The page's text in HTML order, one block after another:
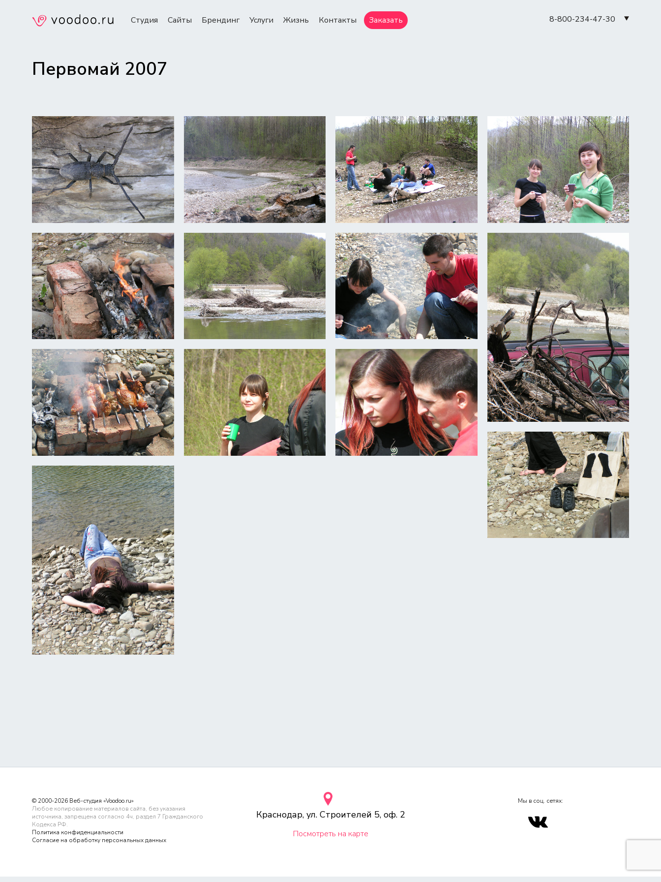
Студия Сайты Брендинг Услуги Жизнь Контакты Заказать 8-800-234-47-30
Первомай 2007
© 2000-2026 Веб-студия «Voodoo.ru»
Любое копирование материалов сайта, без указания
источника, запрещена согласно 4ч, раздел 7 Гражданского
Кодекса РФ.
Политика конфиденциальности
Согласие на обработку персональных данных
Краснодар, ул. Строителей 5, оф. 2
Посмотреть на карте
Мы в соц. сетях: